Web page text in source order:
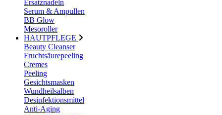
Ersatznadeln
Serum & Ampullen
BB Glow
Mesoroller
HAUTPFLEGE
Beauty Cleanser
Fruchtsäurepeeling
Cremes
Peeling
Gesichtsmasken
Wundheilsalben
Desinfektionsmittel
Anti-Aging